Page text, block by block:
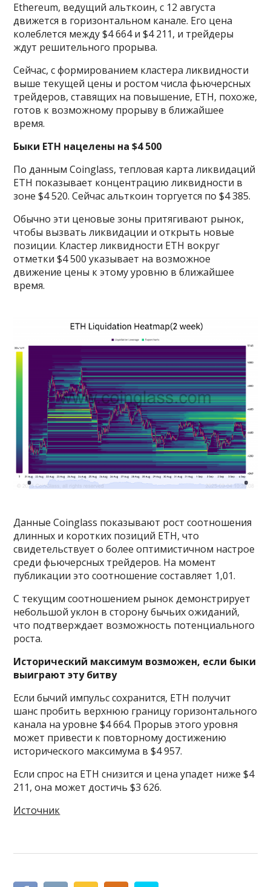
Ethereum, ведущий альткоин, с 12 августа
движется в горизонтальном канале. Его цена
колеблется между $4 664 и $4 211, и трейдеры
ждут решительного прорыва.
Сейчас, с формированием кластера ликвидности
выше текущей цены и ростом числа фьючерсных
трейдеров, ставящих на повышение, ETH, похоже,
готов к возможному прорыву в ближайшее
время.
Быки ETH нацелены на $4 500
По данным Coinglass, тепловая карта ликвидаций
ETH показывает концентрацию ликвидности в
зоне $4 520. Сейчас альткоин торгуется по $4 385.
Обычно эти ценовые зоны притягивают рынок,
чтобы вызвать ликвидации и открыть новые
позиции. Кластер ликвидности ETH вокруг
отметки $4 500 указывает на возможное
движение цены к этому уровню в ближайшее
время.
Данные Coinglass показывают рост соотношения
длинных и коротких позиций ETH, что
свидетельствует о более оптимистичном настрое
среди фьючерсных трейдеров. На момент
публикации это соотношение составляет 1,01.
С текущим соотношением рынок демонстрирует
небольшой уклон в сторону бычьих ожиданий,
что подтверждает возможность потенциального
роста.
Исторический максимум возможен, если быки
выиграют эту битву
Если бычий импульс сохранится, ETH получит
шанс пробить верхнюю границу горизонтального
канала на уровне $4 664. Прорыв этого уровня
может привести к повторному достижению
исторического максимума в $4 957.
Если спрос на ETH снизится и цена упадет ниже $4
211, она может достичь $3 626.
Источник